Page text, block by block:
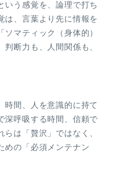
いう感覚を、論理で打ち
は、言葉より先に情報を
マティック（身体的）
断力も、人間関係も、
時間、人を意識的に持て
深呼吸する時間、信頼で
は「贅沢」ではなく、
めの「必須メンテナン